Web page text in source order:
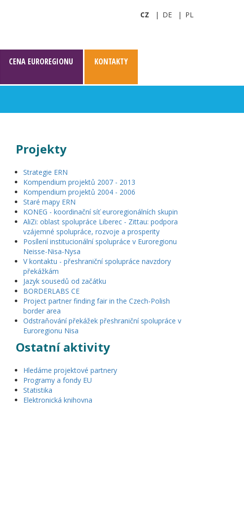
CZ DE PL
CENA EUROREGIONU KONTAKTY
Projekty
Strategie ERN
Kompendium projektů 2007 - 2013
Kompendium projektů 2004 - 2006
Staré mapy ERN
KONEG - koordinační síť euroregionálních skupin
AliZi: oblast spolupráce Liberec - Zittau: podpora
vzájemné spolupráce, rozvoje a prosperity
Posílení institucionální spolupráce v Euroregionu
Neisse-Nisa-Nysa
V kontaktu - přeshraniční spolupráce navzdory
překážkám
Jazyk sousedů od začátku
BORDERLABS CE
Project partner finding fair in the Czech-Polish
border area
Odstraňování překážek přeshraniční spolupráce v
Euroregionu Nisa
Ostatní aktivity
Hledáme projektové partnery
Programy a fondy EU
Statistika
Elektronická knihovna